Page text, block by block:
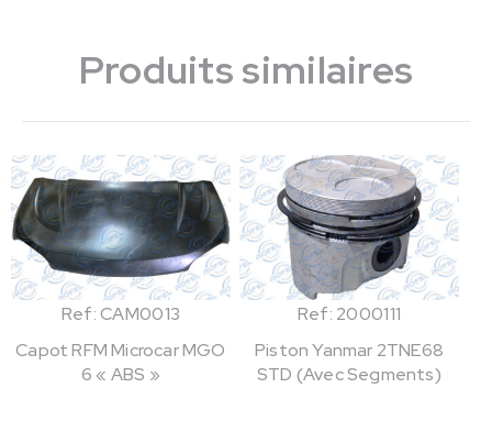
Produits similaires
Ref: CAM0013
Capot RFM Microcar MGO
6 « ABS »
Ref: 2000111
Piston Yanmar 2TNE68
STD (Avec Segments)